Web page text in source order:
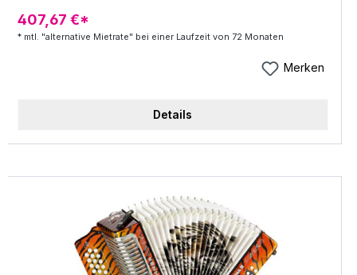
Akkordeons können bei Gehäusefarben und -
motiven, Tastatur und Beschlagteilen in der
Gern erstellen wir ein individuelles Angebot nach
Töne, 82 Knöpfe in 5-Reihen B-Griff IV-chörig
Cassotto) 8 Diskantregister 96 Bassknöpfe, IV-
Riemen Gewicht: 10 kg Farbe: duocolor
407,67 €*
* mtl. "alternative Mietrate" bei einer Laufzeit von 72 Monaten
Merken
Details